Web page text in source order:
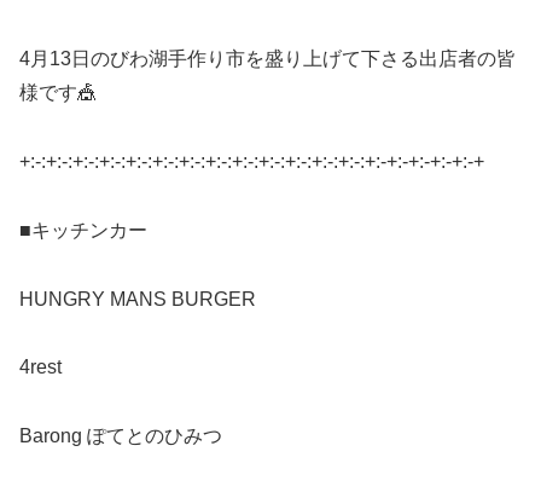
4月13日のびわ湖手作り市を盛り上げて下さる出店者の皆
様です🎪
+:-:+:-:+:-:+:-:+:-:+:-:+:-:+:-:+:-:+:-:+:-:+:-:+:-:+:-+:-+:-+:-+:-+
■キッチンカー
HUNGRY MANS BURGER
4rest
Barong ぽてとのひみつ